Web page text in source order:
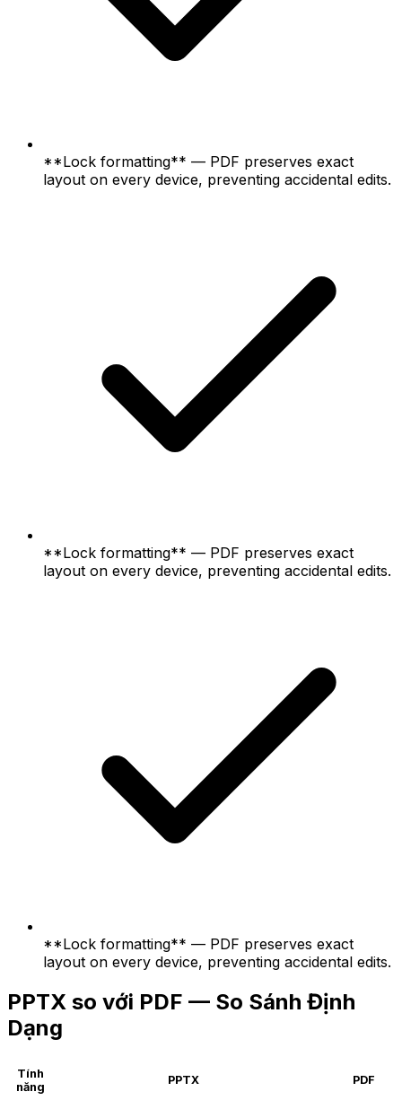
**Lock formatting** — PDF preserves exact
layout on every device, preventing accidental edits.
**Lock formatting** — PDF preserves exact
layout on every device, preventing accidental edits.
**Lock formatting** — PDF preserves exact
layout on every device, preventing accidental edits.
PPTX so với PDF — So Sánh Định
Dạng
Tính
năng
PPTX PDF